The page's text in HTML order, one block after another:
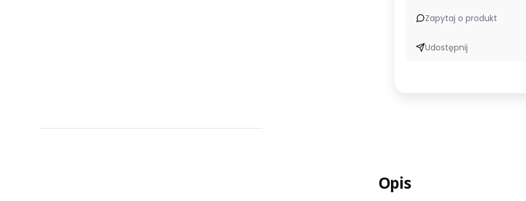
Zapytaj o produkt
Udostępnij
Opis